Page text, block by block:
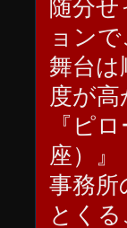
随分
ョンで
舞台
度が
『ピ
座）』
事務所
とく